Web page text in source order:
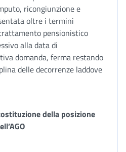
ricongiunzione e
oltre i termini
pensionistico
alla data di
domanda, ferma restando
delle decorrenze laddove
della posizione